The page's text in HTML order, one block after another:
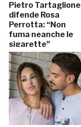
Pietro Tartaglione
difende Rosa
Perrotta: “Non
fuma neanche le
sigarette”